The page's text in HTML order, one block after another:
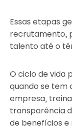
Essas etapas
recrutamento,
talento até o
O ciclo de vida
quando se tem
empresa,
transparência
de benefícios